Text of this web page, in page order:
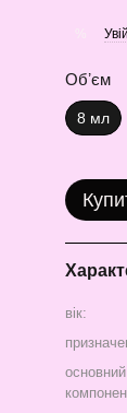
Обʼєм
8 мл
вік:
основний